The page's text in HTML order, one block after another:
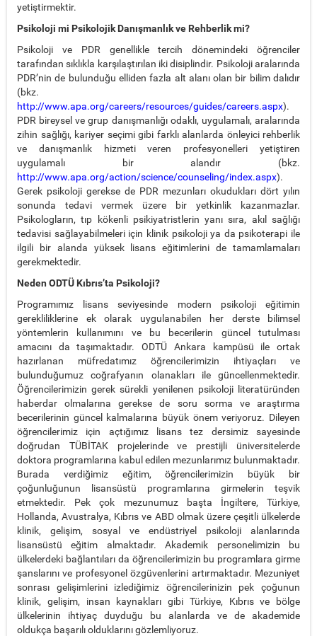
yetiştirmektir.
Psikoloji mi Psikolojik Danışmanlık ve Rehberlik mi?
Psikoloji ve PDR genellikle tercih dönemindeki öğrenciler
tarafından sıklıkla karşılaştırılan iki disiplindir. Psikoloji aralarında
PDR’nin de bulunduğu elliden fazla alt alanı olan bir bilim dalıdır
(bkz.
http://www.apa.org/careers/resources/guides/careers.aspx).
PDR bireysel ve grup danışmanlığı odaklı, uygulamalı, aralarında
zihin sağlığı, kariyer seçimi gibi farklı alanlarda önleyici rehberlik
ve danışmanlık hizmeti veren profesyonelleri yetiştiren
uygulamalı bir alandır (bkz.
http://www.apa.org/action/science/counseling/index.aspx).
Gerek psikoloji gerekse de PDR mezunları okudukları dört yılın
sonunda tedavi vermek üzere bir yetkinlik kazanmazlar.
Psikologların, tıp kökenli psikiyatristlerin yanı sıra, akıl sağlığı
tedavisi sağlayabilmeleri için klinik psikoloji ya da psikoterapi ile
ilgili bir alanda yüksek lisans eğitimlerini de tamamlamaları
gerekmektedir.
Neden ODTÜ Kıbrıs’ta Psikoloji?
Programımız lisans seviyesinde modern psikoloji eğitimin
gerekliliklerine ek olarak uygulanabilen her derste bilimsel
yöntemlerin kullanımını ve bu becerilerin güncel tutulması
amacını da taşımaktadır. ODTÜ Ankara kampüsü ile ortak
hazırlanan müfredatımız öğrencilerimizin ihtiyaçları ve
bulunduğumuz coğrafyanın olanakları ile güncellenmektedir.
Öğrencilerimizin gerek sürekli yenilenen psikoloji literatüründen
haberdar olmalarına gerekse de soru sorma ve araştırma
becerilerinin güncel kalmalarına büyük önem veriyoruz. Dileyen
öğrencilerimiz için açtığımız lisans tez dersimiz sayesinde
doğrudan TÜBİTAK projelerinde ve prestijli üniversitelerde
doktora programlarına kabul edilen mezunlarımız bulunmaktadır.
Burada verdiğimiz eğitim, öğrencilerimizin büyük bir
çoğunluğunun lisansüstü programlarına girmelerin teşvik
etmektedir. Pek çok mezunumuz başta İngiltere, Türkiye,
Hollanda, Avustralya, Kıbrıs ve ABD olmak üzere çeşitli ülkelerde
klinik, gelişim, sosyal ve endüstriyel psikoloji alanlarında
lisansüstü eğitim almaktadır. Akademik personelimizin bu
ülkelerdeki bağlantıları da öğrencilerimizin bu programlara girme
şanslarını ve profesyonel özgüvenlerini artırmaktadır. Mezuniyet
sonrası gelişimlerini izlediğimiz öğrencilerinizin pek çoğunun
klinik, gelişim, insan kaynakları gibi Türkiye, Kıbrıs ve bölge
ülkelerinin ihtiyaç duyduğu bu alanlarda ve de akademide
oldukça başarılı olduklarını gözlemliyoruz.